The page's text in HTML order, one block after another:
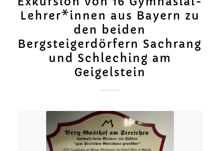
Lehrer*innen aus Bayern zu
den beiden
Bergsteigerdörfern Sachrang
und Schleching am
Geigelstein